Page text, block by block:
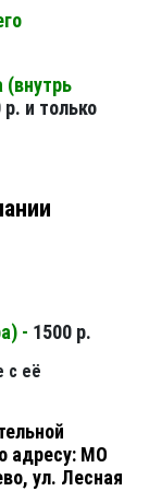
р. и только
- 1500 р.
с её
адресу: МО
ул. Лесная